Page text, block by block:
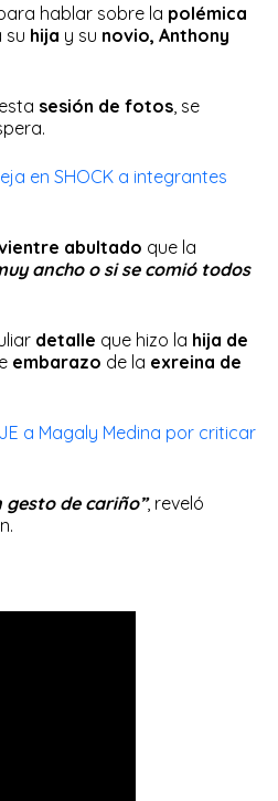
hablar sobre la polémica
su hija y su novio, Anthony
sesión de fotos , se
en SHOCK a integrantes
abultado que la
ancho o si se comió todos
detalle que hizo la hija de
embarazo de la exreina de
a Magaly Medina por criticar
gesto de cariño”, reveló